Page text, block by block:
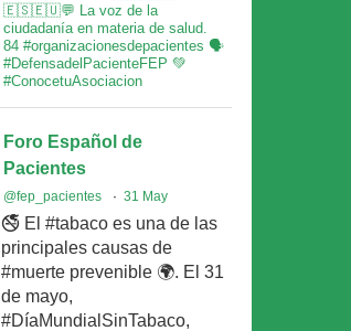
🇪🇸🇪🇺💬 La voz de la
ciudadanía en materia de salud.
84 #organizacionesdepacientes 🗣
#DefensadelPacienteFEP 💚
#ConocetuAsociacion
Foro Español de
Pacientes
@fep_pacientes · 31 May
🚭 El #tabaco es una de las
principales causas de
#muerte prevenible 🌍. El 31
de mayo,
#DíaMundialSinTabaco,